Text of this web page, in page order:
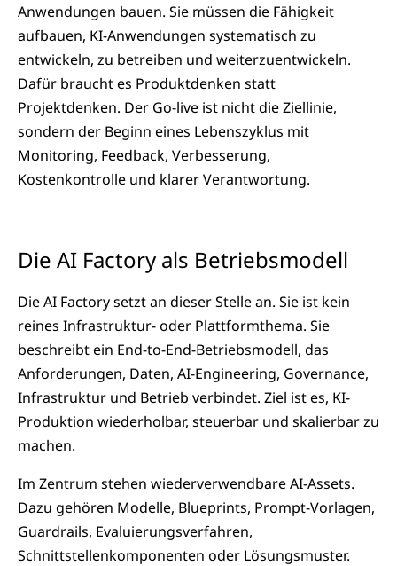
Anwendungen bauen. Sie müssen die Fähigkeit
aufbauen, KI-Anwendungen systematisch zu
entwickeln, zu betreiben und weiterzuentwickeln.
Dafür braucht es Produktdenken statt
Projektdenken. Der Go-live ist nicht die Ziellinie,
sondern der Beginn eines Lebenszyklus mit
Monitoring, Feedback, Verbesserung,
Kostenkontrolle und klarer Verantwortung.
Die AI Factory als Betriebsmodell
Die AI Factory setzt an dieser Stelle an. Sie ist kein
reines Infrastruktur- oder Plattformthema. Sie
beschreibt ein End-to-End-Betriebsmodell, das
Anforderungen, Daten, AI-Engineering, Governance,
Infrastruktur und Betrieb verbindet. Ziel ist es, KI-
Produktion wiederholbar, steuerbar und skalierbar zu
machen.
Im Zentrum stehen wiederverwendbare AI-Assets.
Dazu gehören Modelle, Blueprints, Prompt-Vorlagen,
Guardrails, Evaluierungsverfahren,
Schnittstellenkomponenten oder Lösungsmuster.